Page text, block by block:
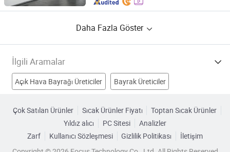
Daha Fazla Göster
İlgili Aramalar
Açık Hava Bayrağı Üreticiler Bayrak Üreticiler
reklam bayrağı afişi Fabrikalar
Çok Satılan Ürünler Sıcak Ürünler Fiyatı
Toptan Sıcak Ürünler
Yıldız alıcı
PC Sitesi
Analizler
Zarf
Kullanıcı Sözleşmesi Gizlilik Politikası
İletişim